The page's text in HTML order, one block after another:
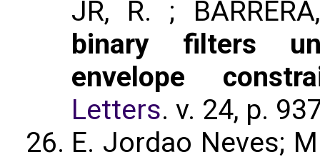
JR, R. ;
binary filters
envelope
Letters. v. 24, p.
E. Jordao Neves;